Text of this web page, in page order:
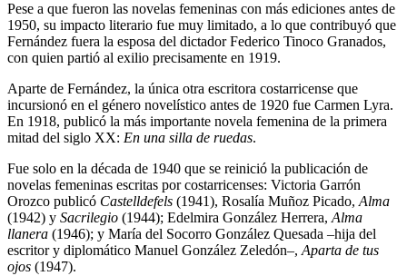
Pese a que fueron las novelas femeninas con más ediciones antes de
1950, su impacto literario fue muy limitado, a lo que contribuyó que
Fernández fuera la esposa del dictador Federico Tinoco Granados,
con quien partió al exilio precisamente en 1919.
Aparte de Fernández, la única otra escritora costarricense que
incursionó en el género novelístico antes de 1920 fue Carmen Lyra.
En 1918, publicó la más importante novela femenina de la primera
mitad del siglo XX: En una silla de ruedas.
Fue solo en la década de 1940 que se reinició la publicación de
novelas femeninas escritas por costarricenses: Victoria Garrón
Orozco publicó Castelldefels (1941), Rosalía Muñoz Picado, Alma
(1942) y Sacrilegio (1944); Edelmira González Herrera, Alma
llanera (1946); y María del Socorro González Quesada –hija del
escritor y diplomático Manuel González Zeledón–, Aparta de tus
ojos (1947).